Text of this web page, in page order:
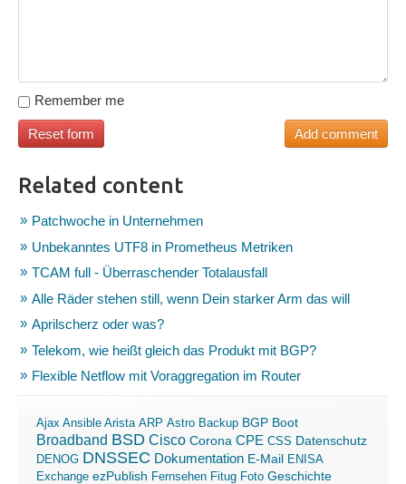
Remember me
Related content
Patchwoche in Unternehmen
Unbekanntes UTF8 in Prometheus Metriken
TCAM full - Überraschender Totalausfall
Alle Räder stehen still, wenn Dein starker Arm das will
Aprilscherz oder was?
Telekom, wie heißt gleich das Produkt mit BGP?
Flexible Netflow mit Voraggregation im Router
Ajax Ansible Arista ARP Astro Backup BGP Boot
Broadband BSD Cisco Corona CPE CSS Datenschutz
DENOG DNSSEC Dokumentation E-Mail ENISA
Exchange ezPublish Fernsehen Fitug Foto Geschichte